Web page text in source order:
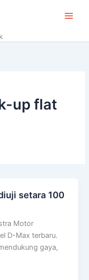
up flat
setara 100
Motor
D-Max terbaru.
gaya,